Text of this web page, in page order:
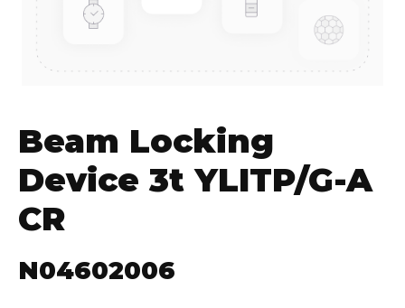
Beam Locking
Device 3t YLITP/G-A
CR
N04602006